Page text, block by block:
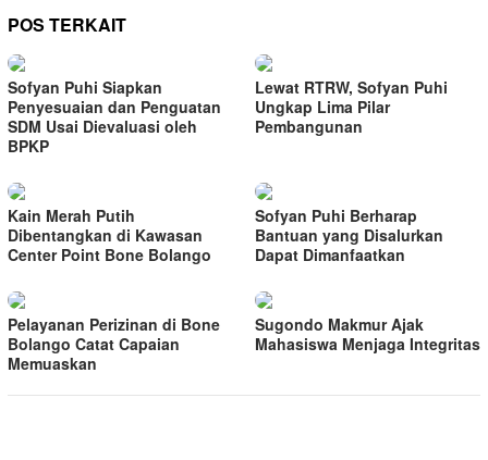
POS TERKAIT
Sofyan Puhi Siapkan
Penyesuaian dan Penguatan
SDM Usai Dievaluasi oleh
BPKP
Lewat RTRW, Sofyan Puhi
Ungkap Lima Pilar
Pembangunan
Kain Merah Putih
Dibentangkan di Kawasan
Center Point Bone Bolango
Sofyan Puhi Berharap
Bantuan yang Disalurkan
Dapat Dimanfaatkan
Pelayanan Perizinan di Bone
Bolango Catat Capaian
Memuaskan
Sugondo Makmur Ajak
Mahasiswa Menjaga Integritas